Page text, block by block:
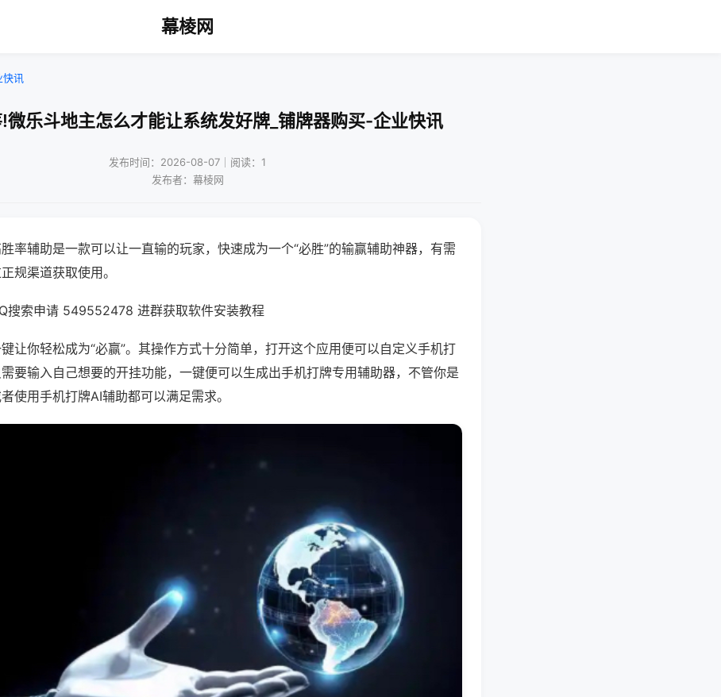
幕棱网
快讯
微乐斗地主怎么才能让系统发好牌_铺牌器购买-企业快讯
发布时间：2026-08-07｜阅读：1
发布者：幕棱网
率辅助是一款可以让一直输的玩家，快速成为一个“必胜”的输赢辅助神器，有需
规渠道获取使用。
搜索申请 549552478 进群获取软件安装教程
让你轻松成为“必赢”。其操作方式十分简单，打开这个应用便可以自定义手机打
要输入自己想要的开挂功能，一键便可以生成出手机打牌专用辅助器，不管你是
使用手机打牌AI辅助都可以满足需求。